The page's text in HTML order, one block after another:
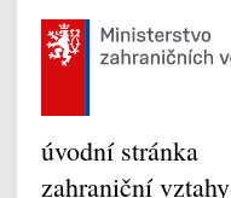
úvodní stránka
zahraniční vztahy